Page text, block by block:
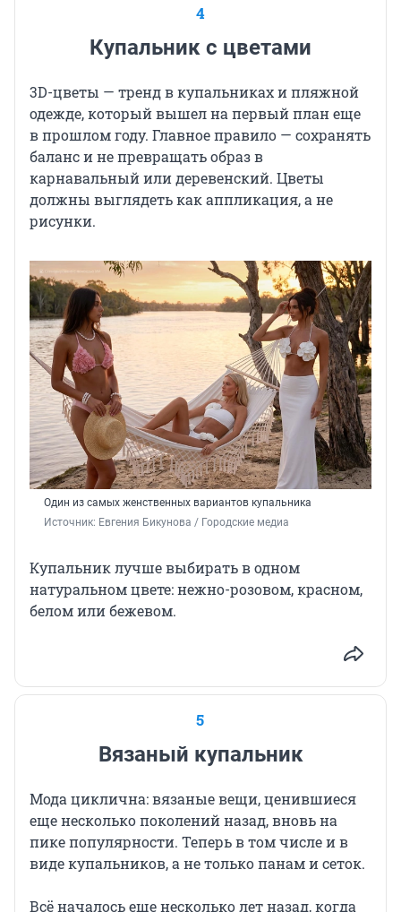
4
Купальник с цветами
3D-цветы — тренд в купальниках и пляжной
одежде, который вышел на первый план еще
в прошлом году. Главное правило — сохранять
баланс и не превращать образ в
карнавальный или деревенский. Цветы
должны выглядеть как аппликация, а не
рисунки.
Один из самых женственных вариантов купальника
Источник: Евгения Бикунова / Городские медиа
Купальник лучше выбирать в одном
натуральном цвете: нежно-розовом, красном,
белом или бежевом.
5
Вязаный купальник
Мода циклична: вязаные вещи, ценившиеся
еще несколько поколений назад, вновь на
пике популярности. Теперь в том числе и в
виде купальников, а не только панам и сеток.
Всё началось еще несколько лет назад, когда